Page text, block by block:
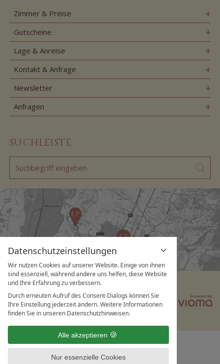
Datenschutzeinstellungen
Wir nutzen Cookies auf unserer Website. Einige von ihnen
sind essenziell, während andere uns helfen, diese Website
und Ihre Erfahrung zu verbessern.
Durch erneuten Aufruf des Consent-Dialogs können Sie
Ihre Einstellung jederzeit ändern. Weitere Informationen
finden Sie in unseren Datenschutzhinweisen.
Alle akzeptieren
Nur essenzielle Cookies
Zimmer & Preise
Gutscheine
Lage & Anreise
Kontakt & Anfrage
Newsletter
Anfragen
SUCHLEISTE
Suchbegriff
eingeben
Datenschutz
Datenschutz­einstellungen
Impressum
AGB Karriere